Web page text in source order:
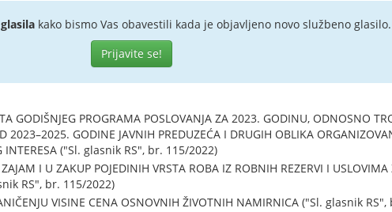
kako bismo Vas obavestili kada je objavljeno novo službeno glasilo.
Prijavite se!
GODIŠNJEG PROGRAMA POSLOVANJA ZA 2023. GODINU, ODNOSNO
2023–2025. GODINE JAVNIH PREDUZEĆA I DRUGIH OBLIKA
INTERESA ("Sl. glasnik RS", br. 115/2022)
I U ZAKUP POJEDINIH VRSTA ROBA IZ ROBNIH REZERVI I USLOVIMA
RS", br. 115/2022)
VISINE CENA OSNOVNIH ŽIVOTNIH NAMIRNICA ("Sl. glasnik